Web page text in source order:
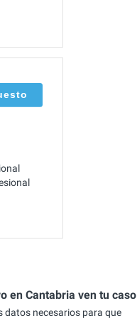
en Cantabria ven tu caso
datos necesarios para que